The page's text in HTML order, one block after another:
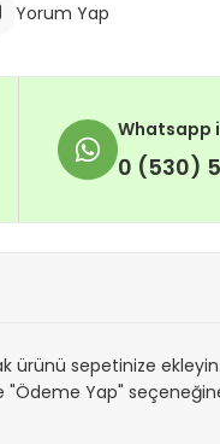
Yorum Yap
Whatsapp
0 (530)
ürünü sepetinize
"Ödeme Yap"